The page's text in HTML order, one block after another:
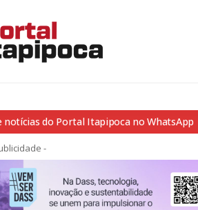
notícias do Portal Itapipoca no WhatsApp
-